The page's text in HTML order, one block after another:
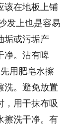
该在地板上铺
发上也是容易
垢或污垢产
净。沾有啤
用肥皂水擦
洗。避免放置
，用干抹布吸
擦洗干净。有